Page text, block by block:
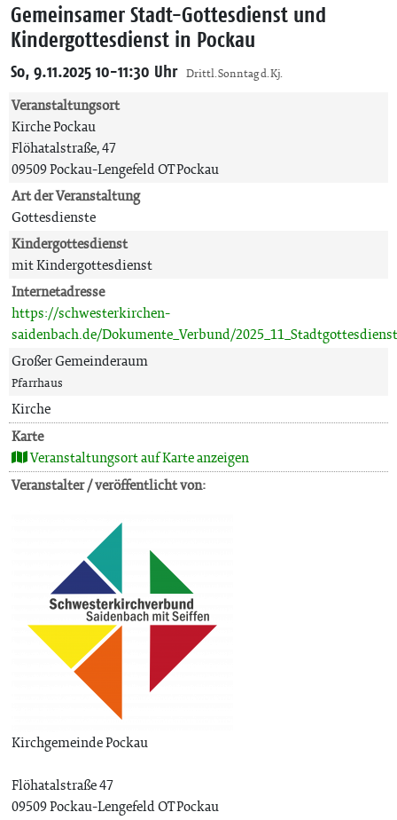
Gemeinsamer Stadt-Gottesdienst und
Kindergottesdienst in Pockau
So, 9.11.2025 10-11:30 Uhr Drittl. Sonntag d. Kj.
Veranstaltungsort
Kirche Pockau
Flöhatalstraße, 47
09509 Pockau-Lengefeld OT Pockau
Art der Veranstaltung
Gottesdienste
Kindergottesdienst
mit Kindergottesdienst
Internetadresse
https://schwesterkirchen-
saidenbach.de/Dokumente_Verbund/
Großer Gemeinderaum
Pfarrhaus
Kirche
Karte
Veranstaltungsort auf Karte anzeigen
Veranstalter / veröffentlicht von:
Kirchgemeinde Pockau
Flöhatalstraße 47
09509 Pockau-Lengefeld OT Pockau